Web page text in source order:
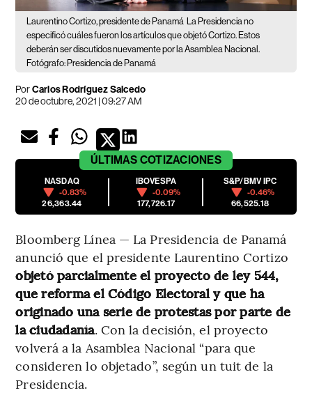
Laurentino Cortizo, presidente de Panamá La Presidencia no
especificó cuáles fueron los artículos que objetó Cortizo. Estos
deberán ser discutidos nuevamente por la Asamblea Nacional.
Fotógrafo: Presidencia de Panamá
PorCarlos Rodríguez Salcedo
20 de octubre, 2021 | 09:27 AM
ÚLTIMAS COTIZACIONES
NASDAQ
-0.83%
26,363.44
IBOVESPA
-0.09%
177,726.17
S&P/BMV IPC
-0.46%
66,525.18
Bloomberg Línea — La Presidencia de Panamá
anunció que el presidente Laurentino Cortizo
objetó parcialmente el proyecto de ley 544,
que reforma el Código Electoral y que ha
originado una serie de protestas por parte de
la ciudadanía. Con la decisión, el proyecto
volverá a la Asamblea Nacional “para que
consideren lo objetado”, según un tuit de la
Presidencia.